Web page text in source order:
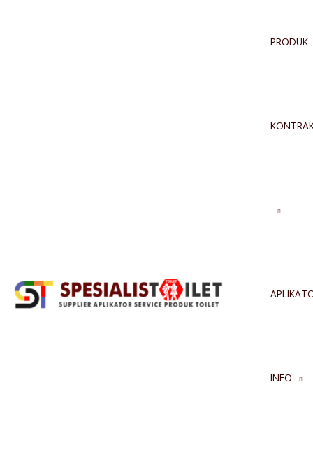
PRODUK
INFO